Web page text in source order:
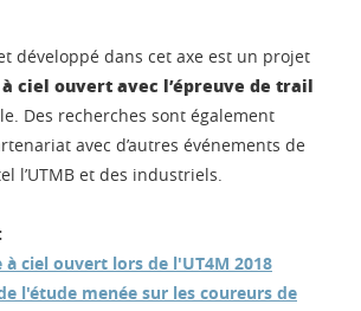
développé dans cet axe est un projet
ciel ouvert avec l’épreuve de trail
Des recherches sont également
avec d’autres événements de
l’UTMB et des industriels.
ciel ouvert lors de l'UT4M 2018
l'étude menée sur les coureurs de